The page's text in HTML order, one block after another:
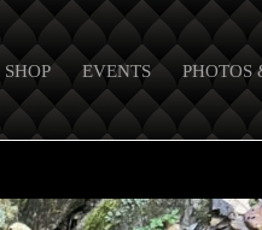
SHOP EVENTS PHOTOS